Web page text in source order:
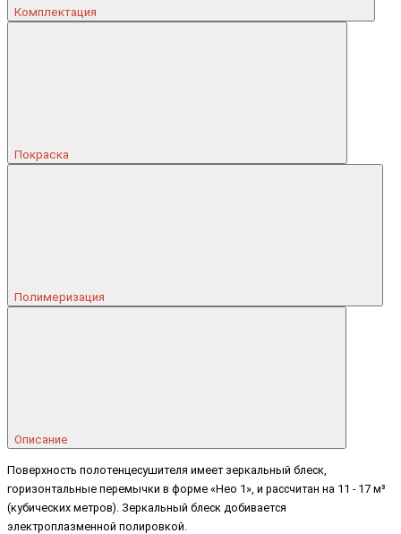
Комплектация
Покраска
Полимеризация
Описание
Поверхность полотенцесушителя имеет зеркальный блеск,
горизонтальные перемычки в форме «Нео 1», и рассчитан на 11 - 17 м³
(кубических метров). Зеркальный блеск добивается
электроплазменной полировкой.